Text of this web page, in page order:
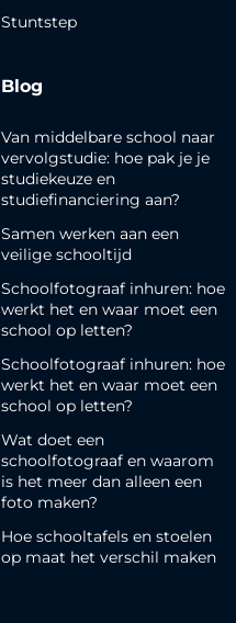
Stuntstep
Blog
Van middelbare school naar
vervolgstudie: hoe pak je je
studiekeuze en
studiefinanciering aan?
Samen werken aan een
veilige schooltijd
Schoolfotograaf inhuren: hoe
werkt het en waar moet een
school op letten?
Schoolfotograaf inhuren: hoe
werkt het en waar moet een
school op letten?
Wat doet een
schoolfotograaf en waarom
is het meer dan alleen een
foto maken?
Hoe schooltafels en stoelen
op maat het verschil maken